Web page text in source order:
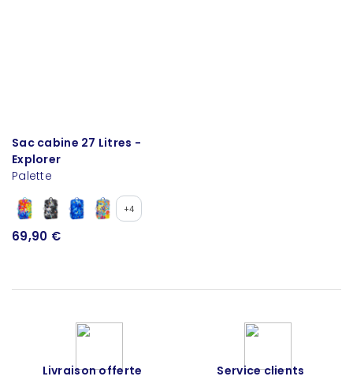
Sac cabine 27 Litres -
Explorer
Palette
+4
69,90 €
Livraison offerte
Service clients